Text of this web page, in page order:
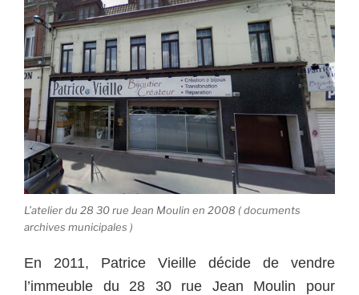
L’atelier du 28 30 rue Jean Moulin en 2008 ( documents
archives municipales )
En 2011, Patrice Vieille décide de vendre
l’immeuble du 28 30 rue Jean Moulin pour